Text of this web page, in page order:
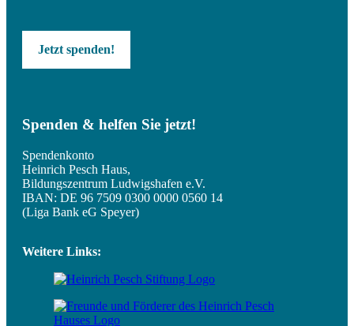
Jetzt spenden!
Spenden & helfen Sie jetzt!
Spendenkonto
Heinrich Pesch Haus,
Bildungszentrum Ludwigshafen e.V.
IBAN: DE 96 7509 0300 0000 0560 14
(Liga Bank eG Speyer)
Weitere Links: